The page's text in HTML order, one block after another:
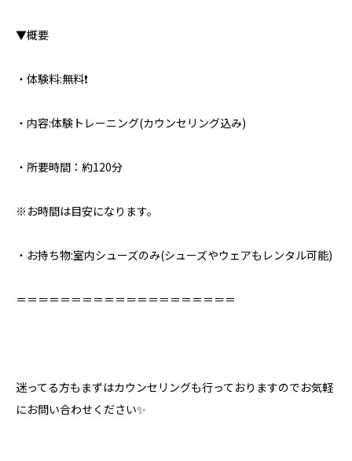
▼概要⁣
・体験料:無料❗️
・内容:体験トレーニング(カウンセリング込み)
・所要時間：約120分
※お時間は目安になります。
・お持ち物:室内シューズのみ⁣(シューズやウェアもレンタル可能)
＝＝＝＝＝＝＝＝＝＝＝＝＝＝＝＝＝＝＝＝⁣
迷ってる方もまずはカウンセリングも行っておりますのでお気軽
にお問い合わせください✨⁣